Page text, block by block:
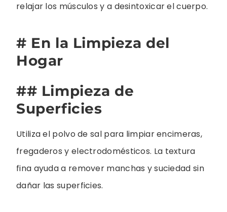
relajar los músculos y a desintoxicar el cuerpo.
# En la Limpieza del
Hogar
## Limpieza de
Superficies
Utiliza el polvo de sal para limpiar encimeras,
fregaderos y electrodomésticos. La textura
fina ayuda a remover manchas y suciedad sin
dañar las superficies.